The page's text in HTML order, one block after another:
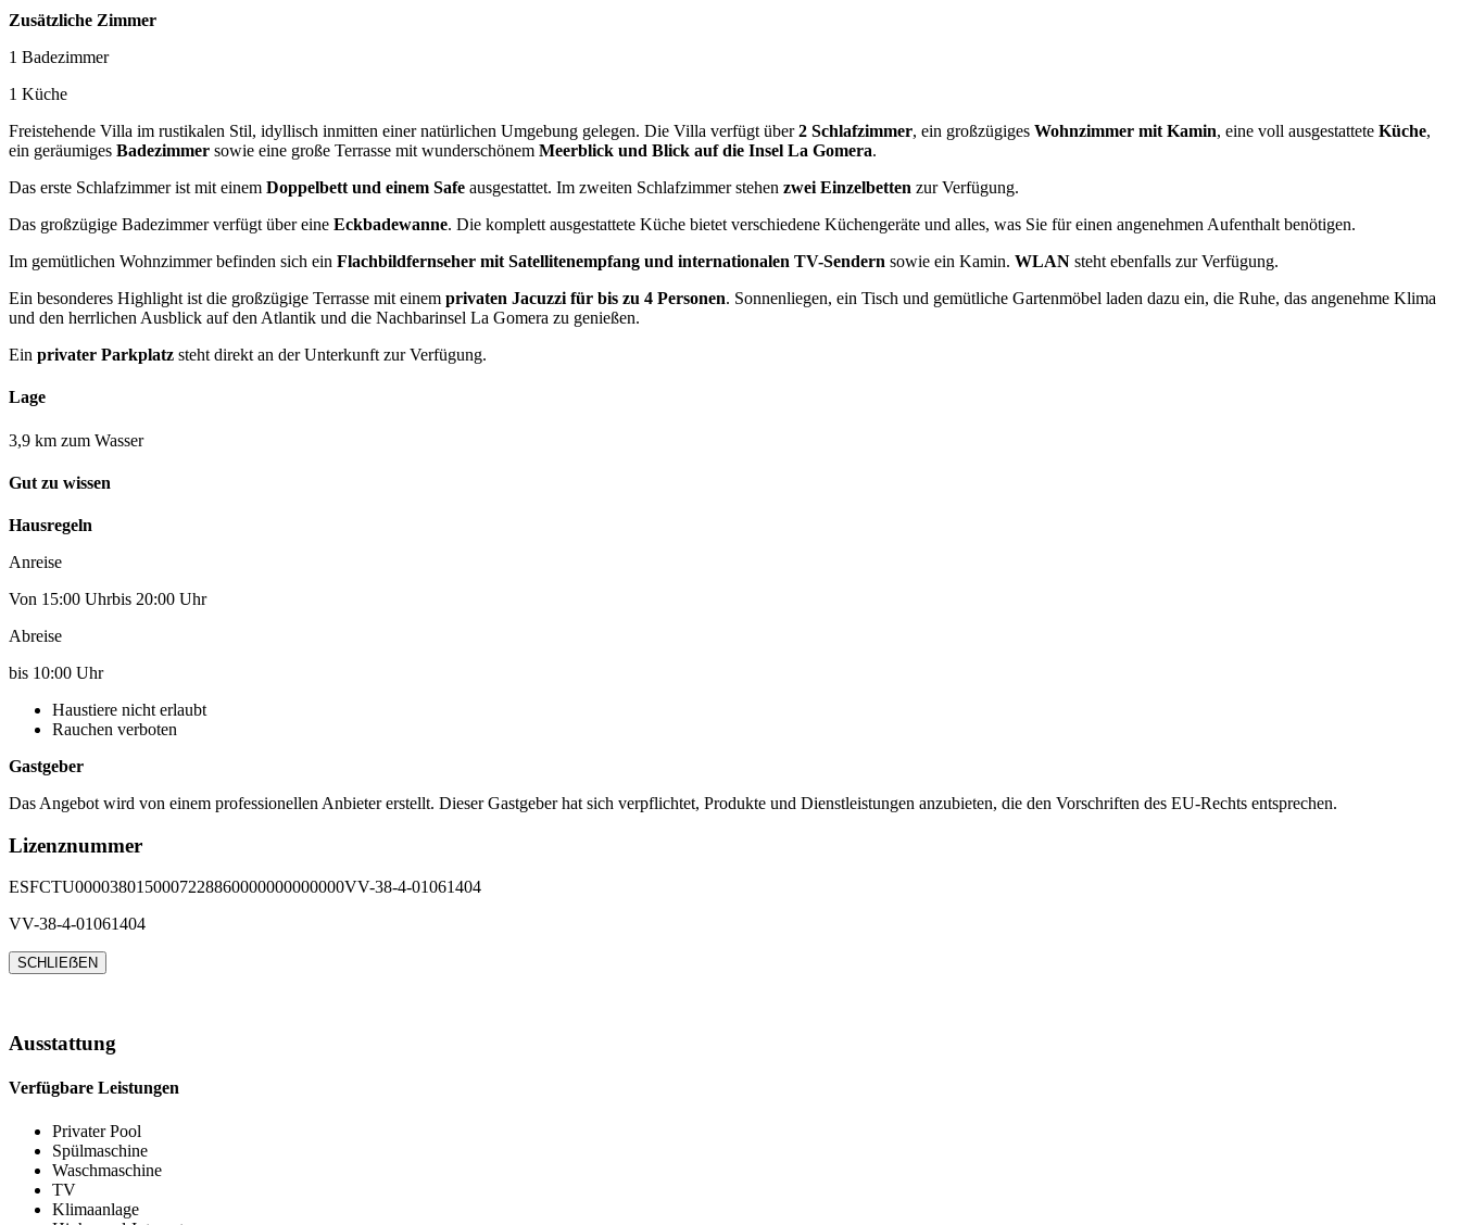
Zusätzliche Zimmer
1 Badezimmer
1 Küche
Freistehende Villa im rustikalen Stil, idyllisch inmitten einer natürlichen Umgebung gelegen. Die Villa verfügt über2 Schlafzimmer, ein großzügiges Wohnzimmer mit Kamin, eine voll ausgestattete Küche,
ein geräumiges Badezimmer sowie eine große Terrasse mit wunderschönem Meerblick und Blick auf die Insel La Gomera.
Das erste Schlafzimmer ist mit einem Doppelbett und einem Safe ausgestattet. Im zweiten Schlafzimmer stehen zwei Einzelbetten zur Verfügung.
Das großzügige Badezimmer verfügt über eine Eckbadewanne. Die komplett ausgestattete Küche bietet verschiedene Küchengeräte und alles, was Sie für einen angenehmen Aufenthalt benötigen.
Im gemütlichen Wohnzimmer befinden sich ein Flachbildfernseher mit Satellitenempfang und internationalen TV-Sendern sowie ein Kamin. WLAN steht ebenfalls zur Verfügung.
Ein besonderes Highlight ist die großzügige Terrasse mit einem privaten Jacuzzi für bis zu 4 Personen. Sonnenliegen, ein Tisch und gemütliche Gartenmöbel laden dazu ein, die Ruhe, das angenehme Klima
und den herrlichen Ausblick auf den Atlantik und die Nachbarinsel La Gomera zu genießen.
Ein privater Parkplatz steht direkt an der Unterkunft zur Verfügung.
Lage
3,9 km zum Wasser
Gut zu wissen
Hausregeln
Anreise
Von 15:00 Uhrbis 20:00 Uhr
Abreise
bis 10:00 Uhr
Haustiere nicht erlaubt
Rauchen verboten
Gastgeber
Das Angebot wird von einem professionellen Anbieter erstellt. Dieser Gastgeber hat sich verpflichtet, Produkte und Dienstleistungen anzubieten, die den Vorschriften des EU-Rechts entsprechen.
Lizenznummer
ESFCTU0000380150007228860000000000000VV-38-4-01061404
VV-38-4-01061404
SCHLIEẞEN
Ausstattung
Verfügbare Leistungen
Privater Pool
Spülmaschine
Waschmaschine
TV
Klimaanlage